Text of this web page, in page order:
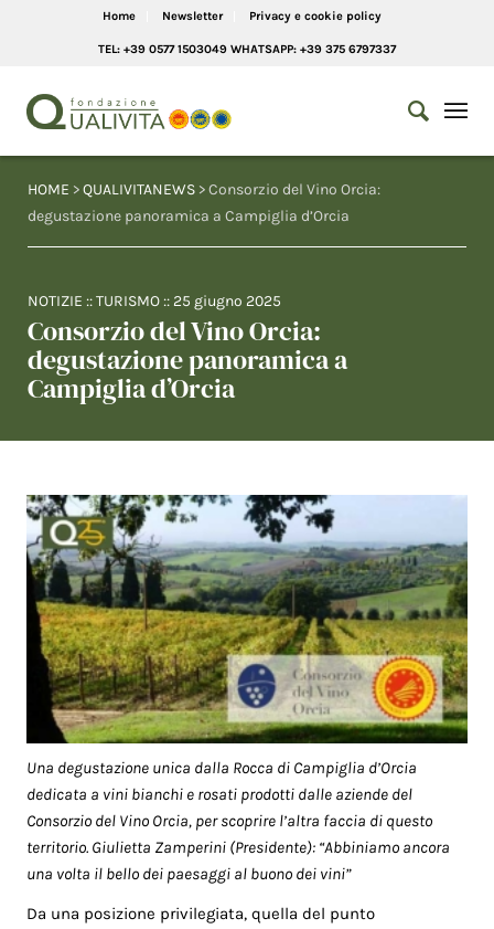
Home Newsletter Privacy e cookie policy
TEL: +39 0577 1503049 WHATSAPP: +39 375 6797337
HOME >QUALIVITANEWS > Consorzio del Vino Orcia:
degustazione panoramica a Campiglia d’Orcia
NOTIZIE ::TURISMO :: 25 giugno 2025
Consorzio del Vino Orcia:
degustazione panoramica a
Campiglia d’Orcia
Una degustazione unica dalla Rocca di Campiglia d’Orcia
dedicata a vini bianchi e rosati prodotti dalle aziende del
Consorzio del Vino Orcia, per scoprire l’altra faccia di questo
territorio. Giulietta Zamperini (Presidente): “Abbiniamo ancora
una volta il bello dei paesaggi al buono dei vini”
Da una posizione privilegiata, quella del punto